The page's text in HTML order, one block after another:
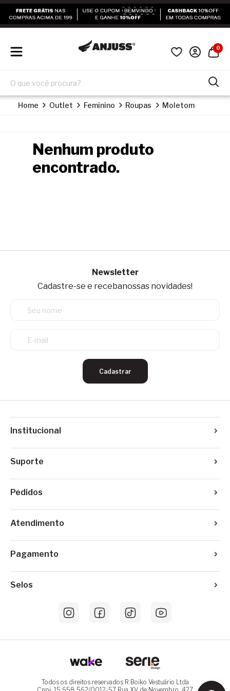
0
Home Outlet Feminino Roupas Moletom
Nenhum produto
encontrado.
Newsletter
Cadastre-se e recebanossas novidades!
Cadastrar
Institucional
Suporte
Pedidos
Atendimento
Pagamento
Selos
Todos os direitos reservados R.Boiko Vestuário Ltda